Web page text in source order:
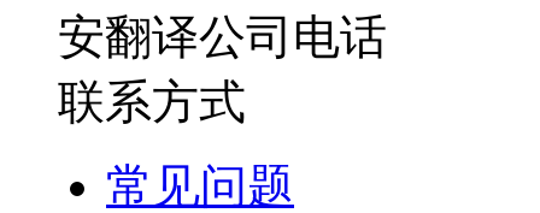
常见问题